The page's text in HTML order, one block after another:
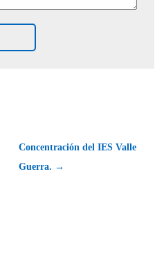
Concentración del IES Valle
Guerra. →